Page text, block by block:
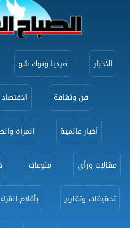
الأخبار ميديا وتوك شو
فن وثقافة الاقتصاد
أخبار عالمية المرأة
مقالات ورأى منوعات
تحقيقات وتقارير بأقلام القراء